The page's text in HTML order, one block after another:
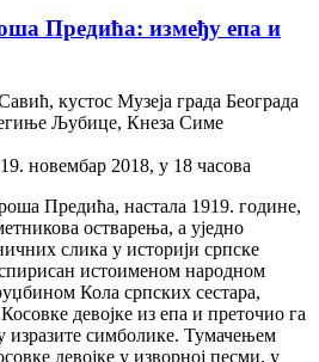
Предића: између епа и
кустос Музеја града Београда
Љубице, Кнеза Симе
новембар 2018, у 18 часова
Предића, настала 1919. године,
остварења, а уједно
слика у историји српске
истоименом народном
Кола српских сестара,
девојке из епа и преточио га
изразите симболике. Тумачењем
девојке у изворној песми, у